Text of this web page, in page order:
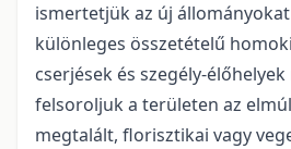
ismertetjük az új
különleges összetételű
cserjések és szegély-
felsoroljuk a területen az
megtalált, florisztikai vagy